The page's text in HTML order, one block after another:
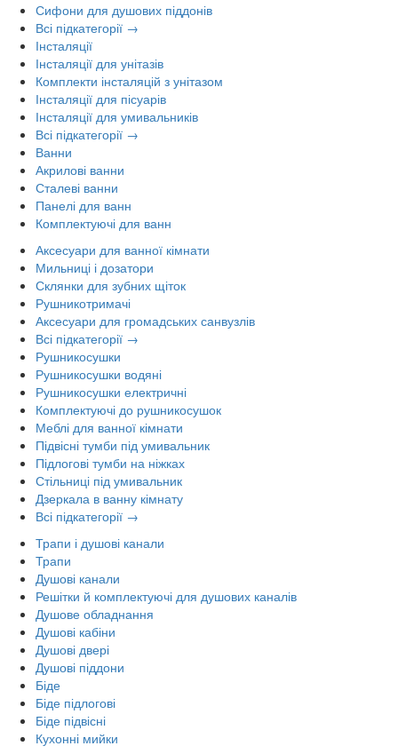
Сифони для душових піддонів
Всі підкатегорії →
Інсталяції
Інсталяції для унітазів
Комплекти інсталяцій з унітазом
Інсталяції для пісуарів
Інсталяції для умивальників
Всі підкатегорії →
Ванни
Акрилові ванни
Сталеві ванни
Панелі для ванн
Комплектуючі для ванн
Аксесуари для ванної кімнати
Мильниці і дозатори
Склянки для зубних щіток
Рушникотримачі
Аксесуари для громадських санвузлів
Всі підкатегорії →
Рушникосушки
Рушникосушки водяні
Рушникосушки електричні
Комплектуючі до рушникосушок
Меблі для ванної кімнати
Підвісні тумби під умивальник
Підлогові тумби на ніжках
Стільниці під умивальник
Дзеркала в ванну кімнату
Всі підкатегорії →
Трапи і душові канали
Трапи
Душові канали
Решітки й комплектуючі для душових каналів
Душове обладнання
Душові кабіни
Душові двері
Душові піддони
Біде
Біде підлогові
Біде підвісні
Кухонні мийки